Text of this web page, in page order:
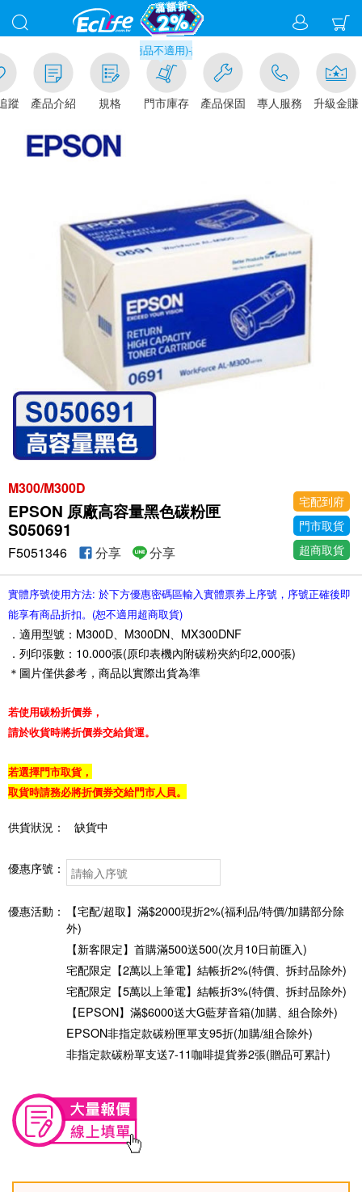
蹤 產品介紹 規格
元門市取貨現折1%(部分商品不適用)-請點我看
門市庫存 產品保固 專人服務 升級金賺
M300/M300D
EPSON 原廠高容量黑色碳粉匣
S050691
宅配到府
門市取貨
超商取貨
F5051346 分享 分享
實體序號使用方法: 於下方優惠密碼區輸入實體票券上序號，序號正確後即
能享有商品折扣。(恕不適用超商取貨)
．適用型號：M300D、M300DN、MX300DNF
．列印張數：10.000張(原印表機內附碳粉夾約印2,000張)
＊圖片僅供參考，商品以實際出貨為準
若使用碳粉折價券，
請於收貨時將折價券交給貨運。
若選擇門市取貨，
取貨時請務必將折價券交給門市人員。
供貨狀況： 缺貨中
優惠序號：
優惠活動：
【宅配/超取】滿$2000現折2%(福利品/特價/加購部分除
外)
【新客限定】首購滿500送500(次月10日前匯入)
宅配限定【2萬以上筆電】結帳折2%(特價、拆封品除外)
宅配限定【5萬以上筆電】結帳折3%(特價、拆封品除外)
【EPSON】滿$6000送大G藍芽音箱(加購、組合除外)
EPSON非指定款碳粉匣單支95折(加購/組合除外)
非指定款碳粉單支送7-11咖啡提貨券2張(贈品可累計)